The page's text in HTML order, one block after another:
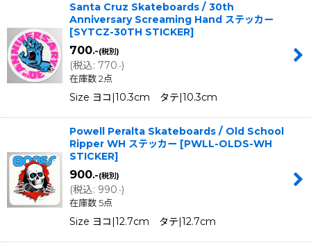
Santa Cruz Skateboards / 30th
Anniversary Screaming Hand ステッカー
[SYTCZ-30TH STICKER]
700.-(税別)
(税込: 770.-)
在庫数 2点
Size ヨコ|10.3cm タテ|10.3cm
Powell Peralta Skateboards / Old School
Ripper WH ステッカー [PWLL-OLDS-WH
STICKER]
900.-(税別)
(税込: 990.-)
在庫数 5点
Size ヨコ|12.7cm タテ|12.7cm